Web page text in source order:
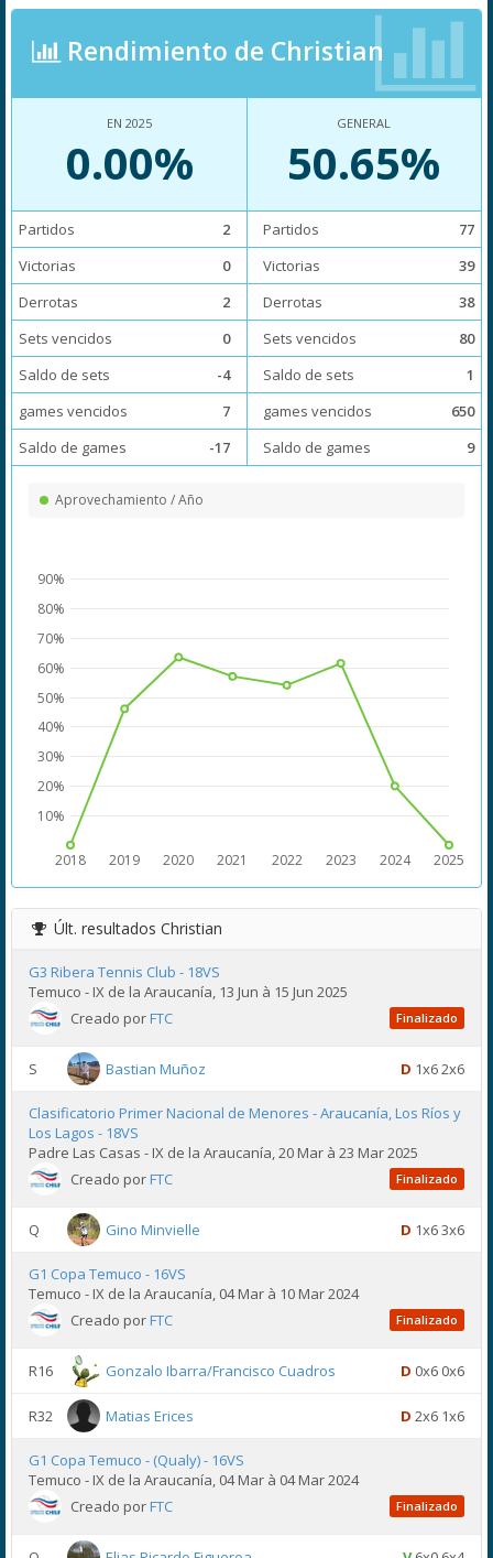
Rendimiento de Christian
EN 2025
0.00%
Partidos
2
Victorias
0
Derrotas
2
Sets vencidos
0
Saldo de sets
-4
games vencidos
7
Saldo de games
-17
GENERAL
50.65%
Partidos
77
Victorias
39
Derrotas
38
Sets vencidos
80
Saldo de sets
1
games vencidos
650
Saldo de games
9
Aprovechamiento / Año
2018 2019 2020 2021 2022 2023 2024 2025
10%
20%
30%
40%
50%
60%
70%
80%
90%
Últ. resultados Christian
G3 Ribera Tennis Club - 18VS
Temuco - IX de la Araucanía, 13 Jun à 15 Jun 2025
Creado porFTC Finalizado
S Bastian Muñoz D 1x6 2x6
Clasificatorio Primer Nacional de Menores - Araucanía, Los Ríos y
Los Lagos - 18VS
Padre Las Casas - IX de la Araucanía, 20 Mar à 23 Mar 2025
Creado porFTC Finalizado
Q Gino Minvielle D 1x6 3x6
G1 Copa Temuco - 16VS
Temuco - IX de la Araucanía, 04 Mar à 10 Mar 2024
Creado porFTC Finalizado
R16 Gonzalo Ibarra/Francisco Cuadros D 0x6 0x6
R32 Matias Erices D 2x6 1x6
G1 Copa Temuco - (Qualy) - 16VS
Temuco - IX de la Araucanía, 04 Mar à 04 Mar 2024
Creado porFTC Finalizado